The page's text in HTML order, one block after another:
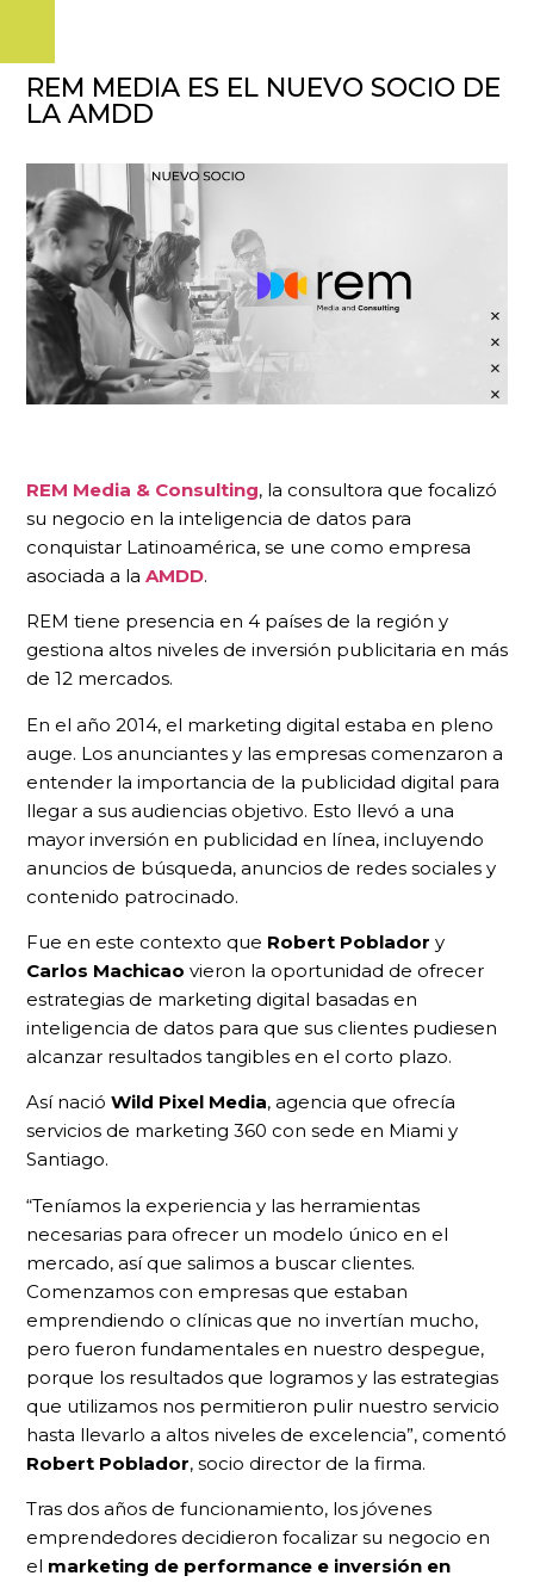
REM MEDIA ES EL NUEVO SOCIO DE
LA AMDD
REM Media & Consulting, la consultora que focalizó
su negocio en la inteligencia de datos para
conquistar Latinoamérica, se une como empresa
asociada a la AMDD.
REM tiene presencia en 4 países de la región y
gestiona altos niveles de inversión publicitaria en más
de 12 mercados.
En el año 2014, el marketing digital estaba en pleno
auge. Los anunciantes y las empresas comenzaron a
entender la importancia de la publicidad digital para
llegar a sus audiencias objetivo. Esto llevó a una
mayor inversión en publicidad en línea, incluyendo
anuncios de búsqueda, anuncios de redes sociales y
contenido patrocinado.
Fue en este contexto que Robert Poblador y
Carlos Machicao vieron la oportunidad de ofrecer
estrategias de marketing digital basadas en
inteligencia de datos para que sus clientes pudiesen
alcanzar resultados tangibles en el corto plazo.
Así nació Wild Pixel Media, agencia que ofrecía
servicios de marketing 360 con sede en Miami y
Santiago.
“Teníamos la experiencia y las herramientas
necesarias para ofrecer un modelo único en el
mercado, así que salimos a buscar clientes.
Comenzamos con empresas que estaban
emprendiendo o clínicas que no invertían mucho,
pero fueron fundamentales en nuestro despegue,
porque los resultados que logramos y las estrategias
que utilizamos nos permitieron pulir nuestro servicio
hasta llevarlo a altos niveles de excelencia”, comentó
Robert Poblador, socio director de la firma.
Tras dos años de funcionamiento, los jóvenes
emprendedores decidieron focalizar su negocio en
el marketing de performance e inversión en